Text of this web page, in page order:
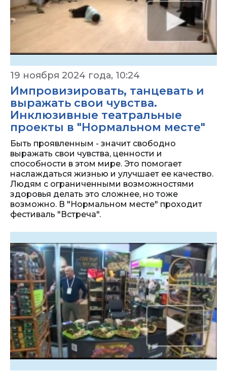
19 ноября 2024 года, 10:24
Импровизировать, танцевать и
выражать свои чувства.
Инклюзивные театральные
проекты в "Нормальном месте"
Быть проявленным - значит свободно
выражать свои чувства, ценности и
способности в этом мире. Это помогает
наслаждаться жизнью и улучшает ее качество.
Людям с ограниченными возможностями
здоровья делать это сложнее, но тоже
возможно. В "Нормальном месте" проходит
фестиваль "Встреча".